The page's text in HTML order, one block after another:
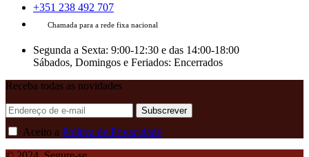
+351 238 492 707
Chamada para a rede fixa nacional
Segunda a Sexta: 9:00-12:30 e das 14:00-18:00
Sábados, Domingos e Feriados: Encerrados
Receba todas as novidades
Subscrever
Aceito a Política de Privacidade